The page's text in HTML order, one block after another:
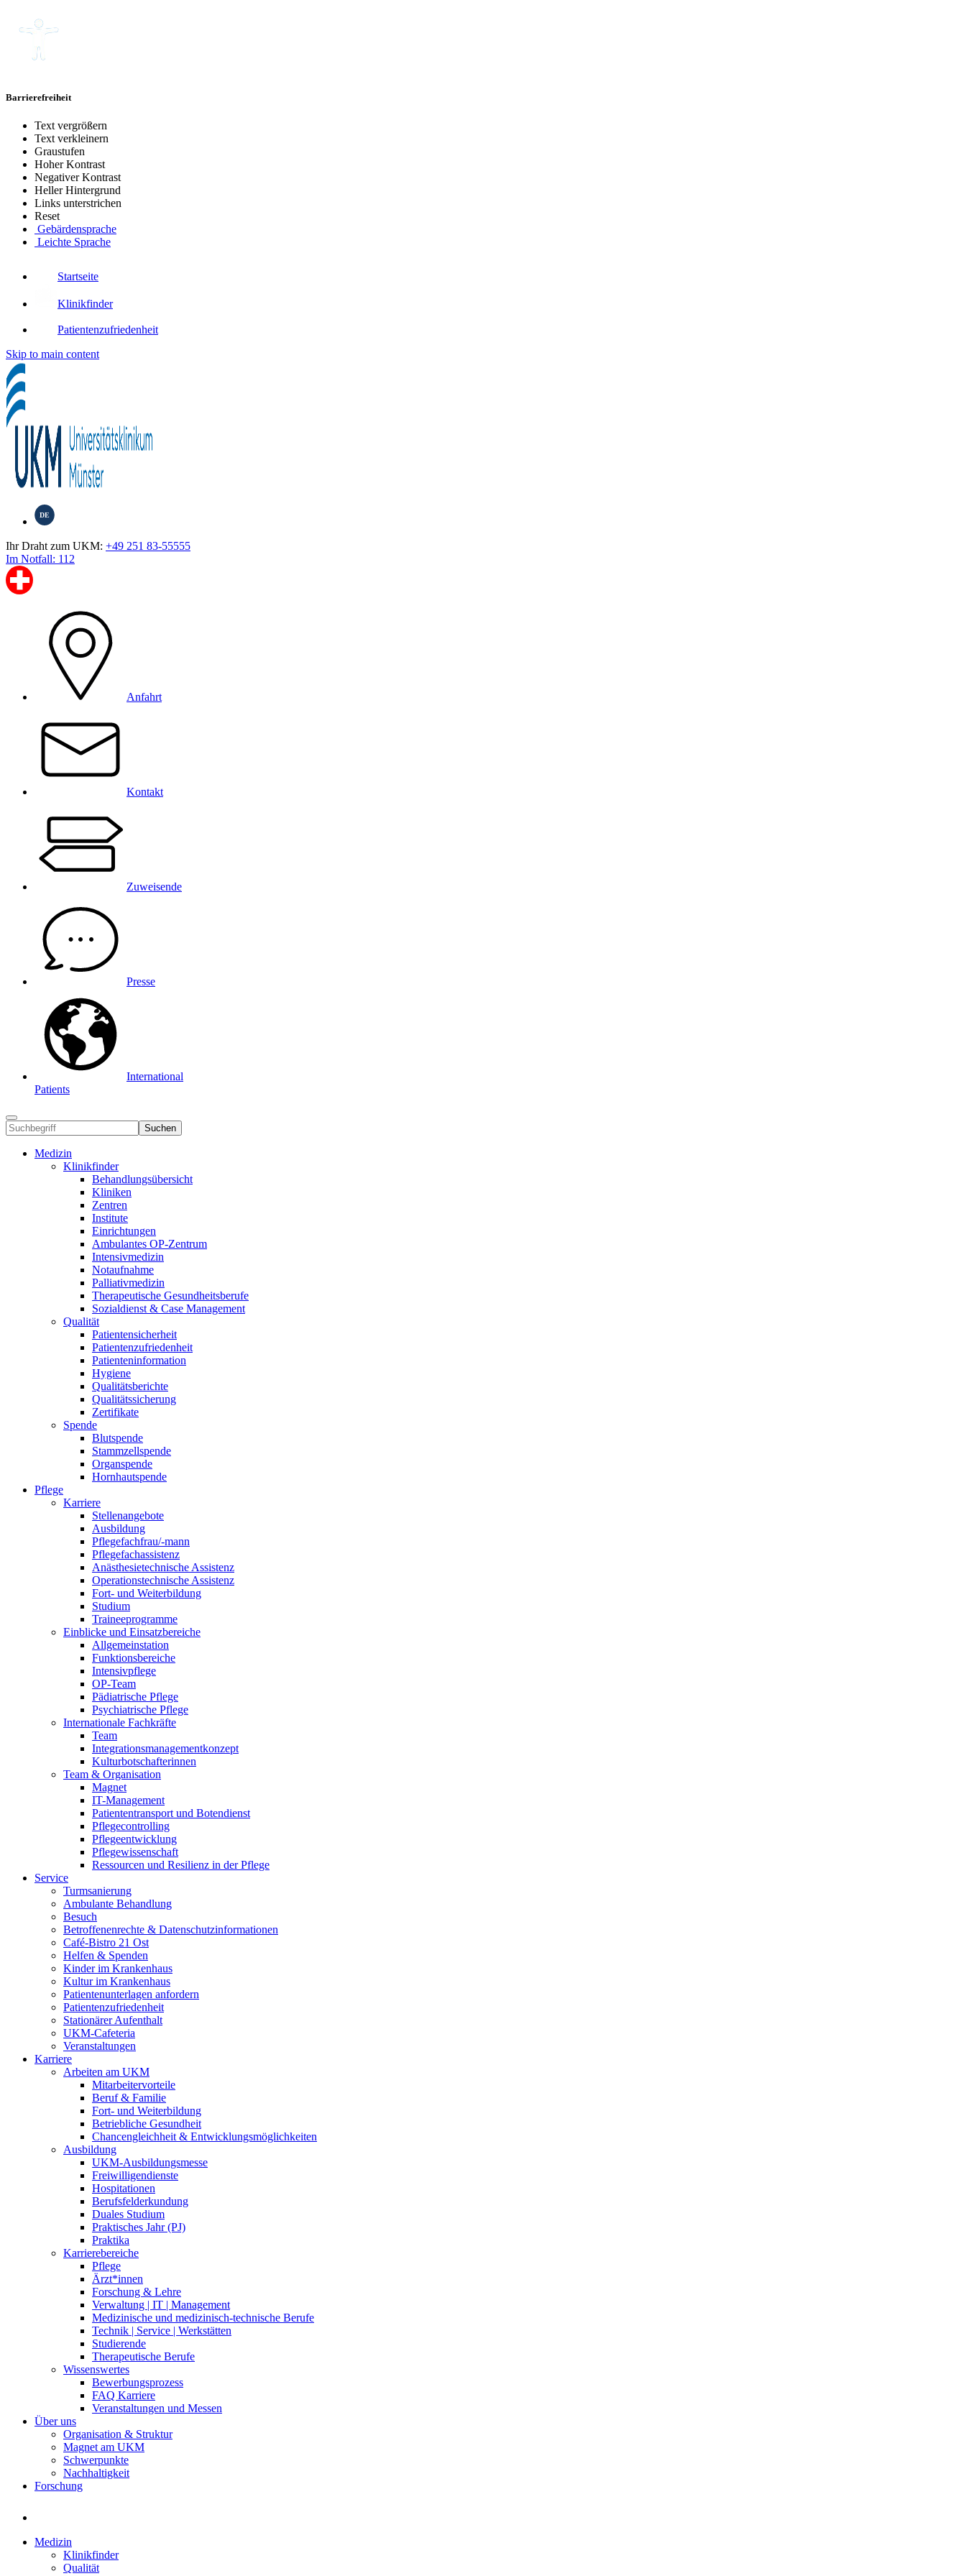
Barrierefreiheit
Text vergrößern
Text verkleinern
Graustufen
Hoher Kontrast
Negativer Kontrast
Heller Hintergrund
Links unterstrichen
Reset
Gebärdensprache
Leichte Sprache
Startseite
Klinikfinder
Patientenzufriedenheit
Skip to main content
DE
Ihr Draht zum UKM: +49 251 83-55555
Im Notfall: 112
Anfahrt
Kontakt
Zuweisende
Presse
International
Patients
Suchen
Medizin
Klinikfinder
Behandlungsübersicht
Kliniken
Zentren
Institute
Einrichtungen
Ambulantes OP-Zentrum
Intensivmedizin
Notaufnahme
Palliativmedizin
Therapeutische Gesundheitsberufe
Sozialdienst & Case Management
Qualität
Patientensicherheit
Patientenzufriedenheit
Patienteninformation
Hygiene
Qualitätsberichte
Qualitätssicherung
Zertifikate
Spende
Blutspende
Stammzellspende
Organspende
Hornhautspende
Pflege
Karriere
Stellenangebote
Ausbildung
Pflegefachfrau/-mann
Pflegefachassistenz
Anästhesietechnische Assistenz
Operationstechnische Assistenz
Fort- und Weiterbildung
Studium
Traineeprogramme
Einblicke und Einsatzbereiche
Allgemeinstation
Funktionsbereiche
Intensivpflege
OP-Team
Pädiatrische Pflege
Psychiatrische Pflege
Internationale Fachkräfte
Team
Integrationsmanagementkonzept
Kulturbotschafterinnen
Team & Organisation
Magnet
IT-Management
Patiententransport und Botendienst
Pflegecontrolling
Pflegeentwicklung
Pflegewissenschaft
Ressourcen und Resilienz in der Pflege
Service
Turmsanierung
Ambulante Behandlung
Besuch
Betroffenenrechte & Datenschutzinformationen
Café-Bistro 21 Ost
Helfen & Spenden
Kinder im Krankenhaus
Kultur im Krankenhaus
Patientenunterlagen anfordern
Patientenzufriedenheit
Stationärer Aufenthalt
UKM-Cafeteria
Veranstaltungen
Karriere
Arbeiten am UKM
Mitarbeitervorteile
Beruf & Familie
Fort- und Weiterbildung
Betriebliche Gesundheit
Chancengleichheit & Entwicklungsmöglichkeiten
Ausbildung
UKM-Ausbildungsmesse
Freiwilligendienste
Hospitationen
Berufsfelderkundung
Duales Studium
Praktisches Jahr (PJ)
Praktika
Karrierebereiche
Pflege
Ärzt*innen
Forschung & Lehre
Verwaltung | IT | Management
Medizinische und medizinisch-technische Berufe
Technik | Service | Werkstätten
Studierende
Therapeutische Berufe
Wissenswertes
Bewerbungsprozess
FAQ Karriere
Veranstaltungen und Messen
Über uns
Organisation & Struktur
Magnet am UKM
Schwerpunkte
Nachhaltigkeit
Forschung
Medizin
Klinikfinder
Qualität